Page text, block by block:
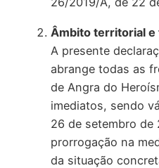
Âmbito territorial e
A presente
abrange todas as
de Angra do
imediatos, sendo
26 de setembro de
prorrogação na
da situação